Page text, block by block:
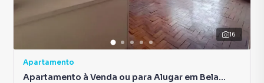
16
Apartamento
Apartamento à Venda ou para Alugar em Bela